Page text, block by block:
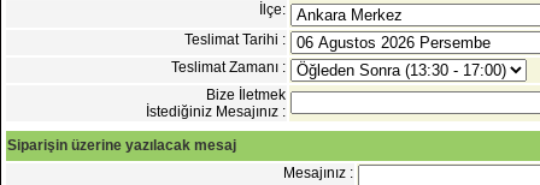
İlçe:
Teslimat Tarihi :
Teslimat Zamanı :
Bize İletmek
İstediğiniz Mesajınız :
Siparişin üzerine yazılacak mesaj
Mesajınız :